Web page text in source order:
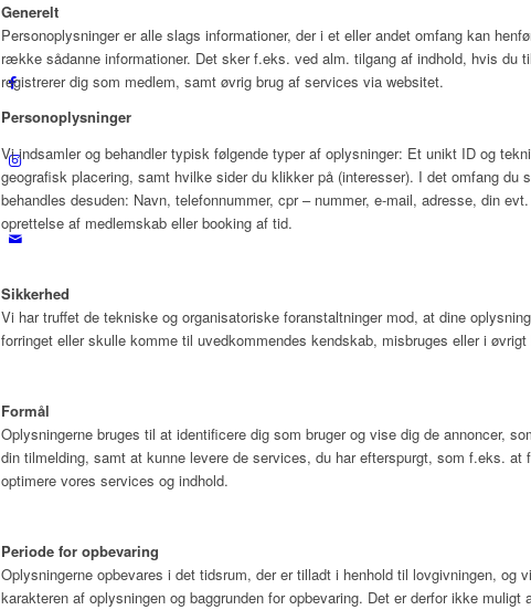
Generelt
Personoplysninger er alle slags informationer, der i et eller andet omfang kan
række sådanne informationer. Det sker f.eks. ved alm. tilgang af indhold, hvis du
registrerer dig som medlem, samt øvrig brug af services via websitet.
Personoplysninger
Vi indsamler og behandler typisk følgende typer af oplysninger: Et unikt ID og
geografisk placering, samt hvilke sider du klikker på (interesser). I det omfang
behandles desuden: Navn, telefonnummer, cpr – nummer, e-mail, adresse, din
oprettelse af medlemskab eller booking af tid.
Sikkerhed
Vi har truffet de tekniske og organisatoriske foranstaltninger mod, at dine
forringet eller skulle komme til uvedkommendes kendskab, misbruges eller i
Formål
Oplysningerne bruges til at identificere dig som bruger og vise dig de annoncer,
din tilmelding, samt at kunne levere de services, du har efterspurgt, som f.eks.
optimere vores services og indhold.
Periode for opbevaring
Oplysningerne opbevares i det tidsrum, der er tilladt i henhold til lovgivningen,
karakteren af oplysningen og baggrunden for opbevaring. Det er derfor ikke